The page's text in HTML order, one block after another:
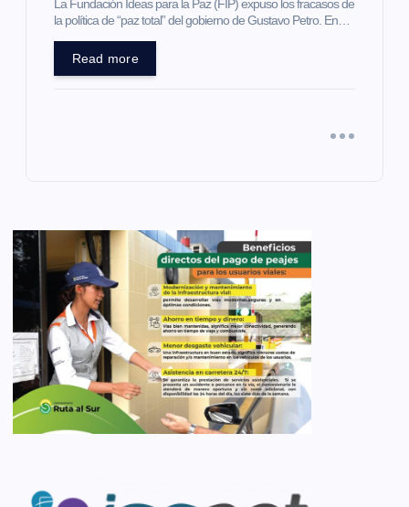
La Fundación Ideas para la Paz (FIP) expuso los fracasos de
la política de “paz total” del gobierno de Gustavo Petro. En…
Read more